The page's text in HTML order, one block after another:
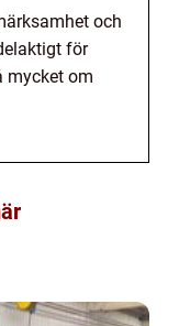
och
för
mycket om